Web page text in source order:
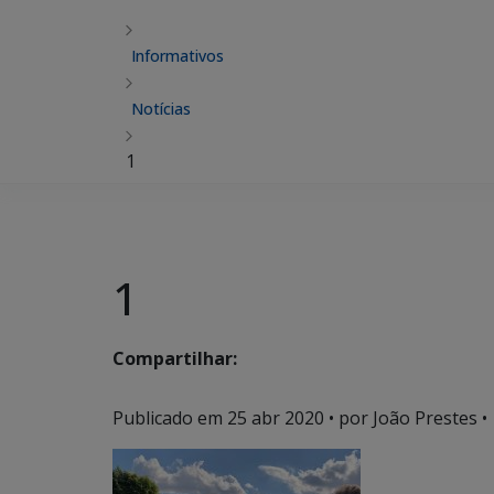
Informativos
Notícias
1
1
Compartilhar:
Publicado em 25 abr 2020 • por João Prestes •